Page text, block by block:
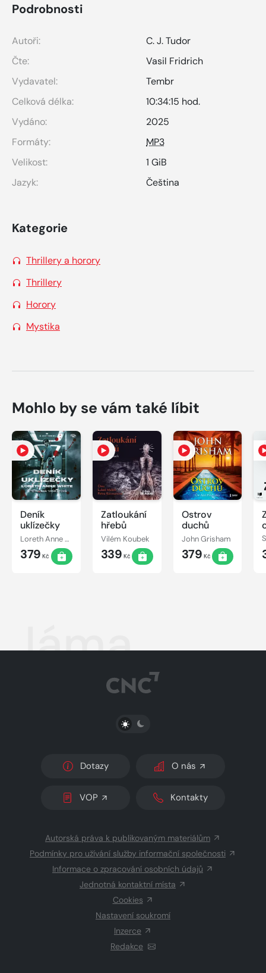
Podrobnosti
Autoři:
C. J. Tudor
Čte:
Vasil Fridrich
Vydavatel:
Tembr
Celková délka:
10:34:15 hod.
Vydáno:
2025
Formáty:
MP3
Velikost:
1 GiB
Jazyk:
Čeština
Kategorie
Thrillery a horory
Thrillery
Horory
Mystika
Mohlo by se vám také líbit
Deník
uklízečky
Loreth Anne White
379 Kč
Zatloukání
hřebů
Vilém Koubek
339 Kč
Ostrov
duchů
John Grisham
379 Kč
Jáma
PŘEPNOUT SVĚTLÝ/TMAVÝ REŽIM
Dotazy O nás
VOP Kontakty
Autorská práva k publikovaným materiálům
Podmínky pro užívání služby informační společnosti
Informace o zpracování osobních údajů
Jednotná kontaktní místa
Cookies
Nastavení soukromí
Inzerce
Redakce